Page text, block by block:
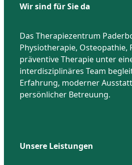
Wir sind für Sie da
Das Therapiezentrum
Physiotherapie, Osteopathie,
präventive Therapie unter
interdisziplinäres Team
Erfahrung, moderner
persönlicher Betreuung.
Unsere Leistungen